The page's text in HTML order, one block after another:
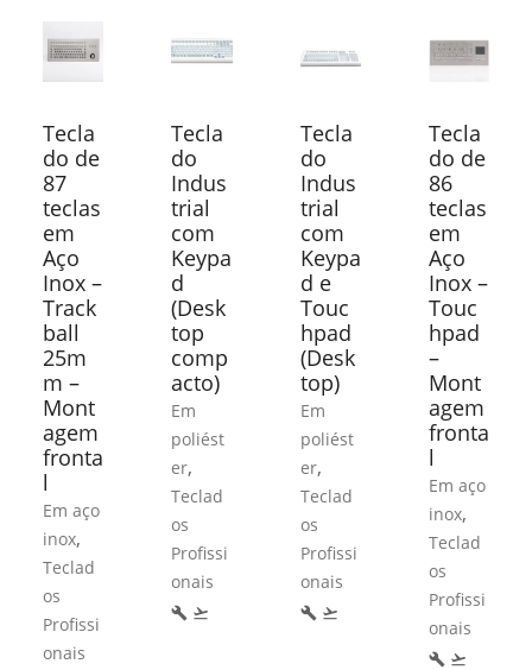
Tecla
do de
87
teclas
em
Aço
Inox –
Track
ball
25m
m –
Mont
agem
fronta
l
Em aço
inox,
Teclad
os
Profissi
onais
Tecla
do
Indus
trial
com
Keypa
d
(Desk
top
comp
acto)
Em
poliést
er,
Teclad
os
Profissi
onais
build flight_takeoff
Tecla
do
Indus
trial
com
Keypa
d e
Touc
hpad
(Desk
top)
Em
poliést
er,
Teclad
os
Profissi
onais
build flight_takeoff
Tecla
do de
86
teclas
em
Aço
Inox –
Touc
hpad
–
Mont
agem
fronta
l
Em aço
inox,
Teclad
os
Profissi
onais
build flight_takeoff